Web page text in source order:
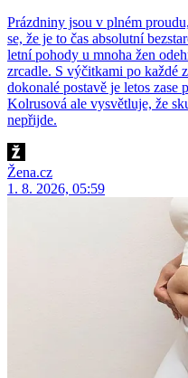
Prázdniny jsou v plném
se, že je to čas absolutní
letní pohody u mnoha žen
zrcadle. S výčitkami po každé
dokonalé postavě je letos zase
Kolrusová ale vysvětluje, že
nepřijde.
Žena.cz
1. 8. 2026, 05:59